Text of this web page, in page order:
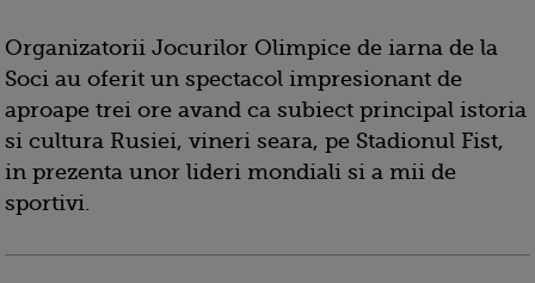
Organizatorii Jocurilor Olimpice de iarna de la
Soci au oferit un spectacol impresionant de
aproape trei ore avand ca subiect principal istoria
si cultura Rusiei, vineri seara, pe Stadionul Fist,
in prezenta unor lideri mondiali si a mii de
sportivi.